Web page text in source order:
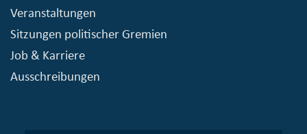
Veranstaltungen
Sitzungen politischer Gremien
Job & Karriere
Ausschreibungen